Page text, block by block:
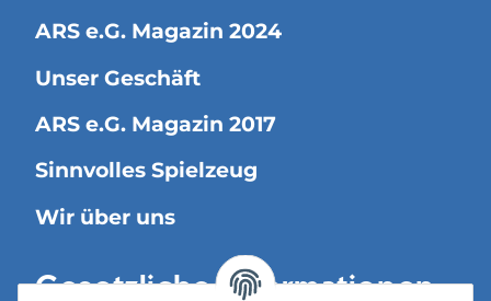
ARS e.G. Magazin 2024
Unser Geschäft
ARS e.G. Magazin 2017
Sinnvolles Spielzeug
Wir über uns
Gesetzliche Informationen